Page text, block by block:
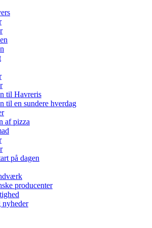
til Havreris
til en sundere hverdag
af pizza
på dagen
producenter
nyheder